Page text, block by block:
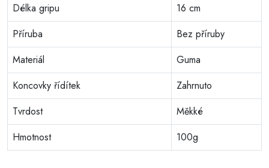
Délka gripu
16 cm
Příruba
Bez příruby
Materiál
Guma
Koncovky řídítek
Zahrnuto
Tvrdost
Měkké
Hmotnost
100g